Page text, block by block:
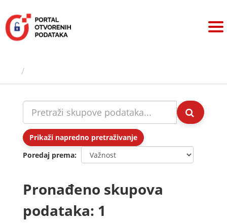
sadržaj
Prikaži napredno pretraživanje
Poredaj prema
Pronađeno skupova
podataka: 1